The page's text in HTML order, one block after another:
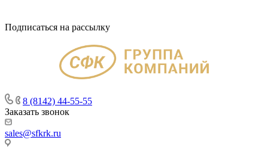
Подписаться на рассылку
8 (8142) 44-55-55
Заказать звонок
sales@sfkrk.ru